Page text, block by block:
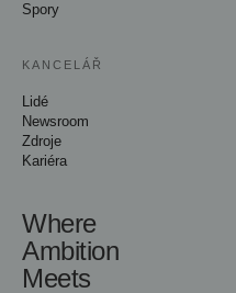
Spory
KANCELÁŘ
Lidé
Newsroom
Zdroje
Kariéra
Where
Ambition
Meets